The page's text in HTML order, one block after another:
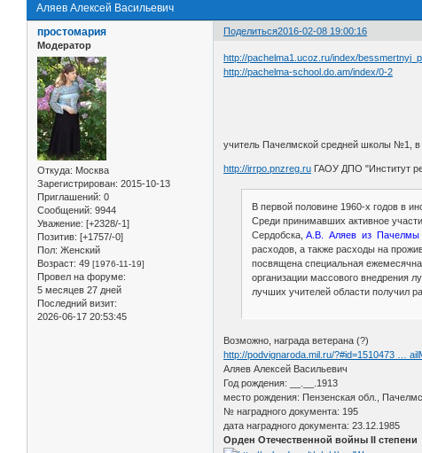
Аляев Алексей Васильевич
Поделиться2016-02-08 19:00:16
простомария
Модератор
Откуда: Москва
Зарегистрирован: 2015-10-13
Приглашений: 0
Сообщений: 9944
Уважение: [+2328/-1]
Позитив: [+1757/-0]
Пол: Женский
Возраст: 49 [1976-11-19]
Провел на форуме:
5 месяцев 27 дней
Последний визит:
2026-06-17 20:53:45
http://pachelma1.ucoz.ru/index/
http://pachelma-school.do.am/index/0-2
учитель Пачелмской средней школы №1, в
http://irrpo.pnzreg.ru ГАОУ ДПО "Институт
В первой половине 1960-х годов в
Среди принимавших активное
Сердобска, А.В. Аляев из Пачелмы
расходов, а также расходы на
посвящена специальная
организации массового внедрения
лучших учителей области получил
Возможно, награда ветерана (?)
http://podvignaroda.mil.ru/?#id=1510473 …
Аляев Алексей Васильевич
Год рождения: __.__.1913
место рождения: Пензенская обл.,
№ наградного документа: 195
дата наградного документа: 23.12.1985
Орден Отечественной войны II степени